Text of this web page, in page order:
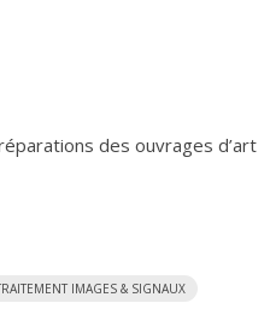
des ouvrages d’art
IMAGES & SIGNAUX